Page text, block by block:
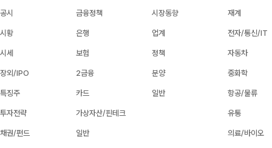
공시
시황
시세
장외/IPO
특징주
투자전략
채권/펀드
금융정책
은행
보험
2금융
카드
가상자산/핀테크
일반
시장동향
업계
정책
분양
일반
재계
전자/통신/IT
자동차
중화학
항공/물류
유통
의료/바이오